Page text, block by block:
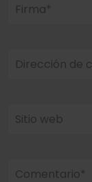
Firma*
Dirección de
Sitio web
Comentario*